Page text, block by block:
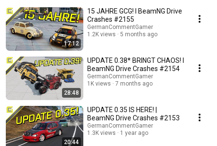
http://goo.gl/4OGtiM
17:12
15 JAHRE GCG! I BeamNG Drive
Crashes #2155
GermanCommentGamer
1.2K views
5 months ago
28:48
UPDATE 0.38* BRINGT CHAOS! I
BeamNG Drive Crashes #2154
GermanCommentGamer
1K views
7 months ago
20:44
UPDATE 0.35 IS HERE! |
BeamNG Drive Crashes #2153
GermanCommentGamer
1.3K views
1 year ago